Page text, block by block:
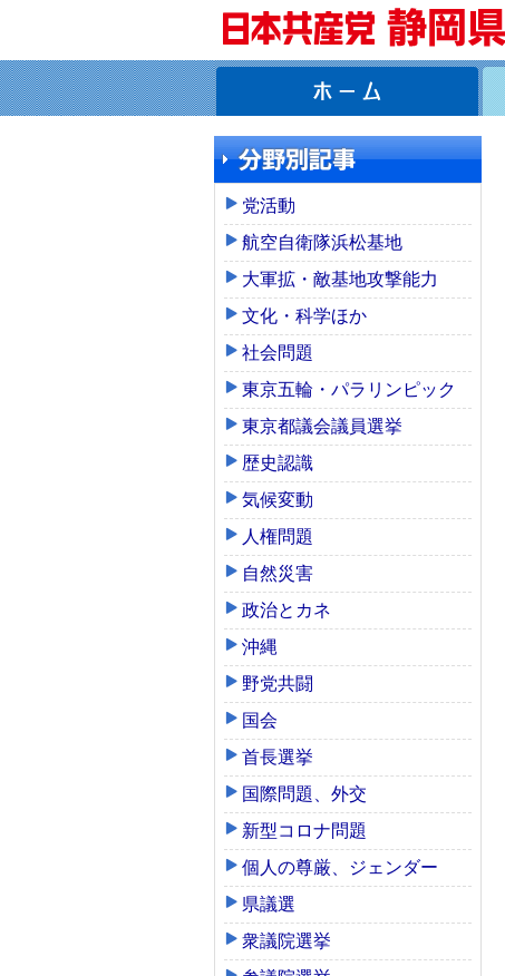
党活動
航空自衛隊浜松基地
大軍拡・敵基地攻撃能力
文化・科学ほか
社会問題
東京五輪・パラリンピック
東京都議会議員選挙
歴史認識
気候変動
人権問題
自然災害
政治とカネ
沖縄
野党共闘
国会
首長選挙
国際問題、外交
新型コロナ問題
個人の尊厳、ジェンダー
県議選
衆議院選挙